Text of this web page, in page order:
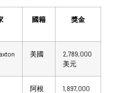
國籍 獎金
美國
2,789,000
美元
阿根
1,897,000